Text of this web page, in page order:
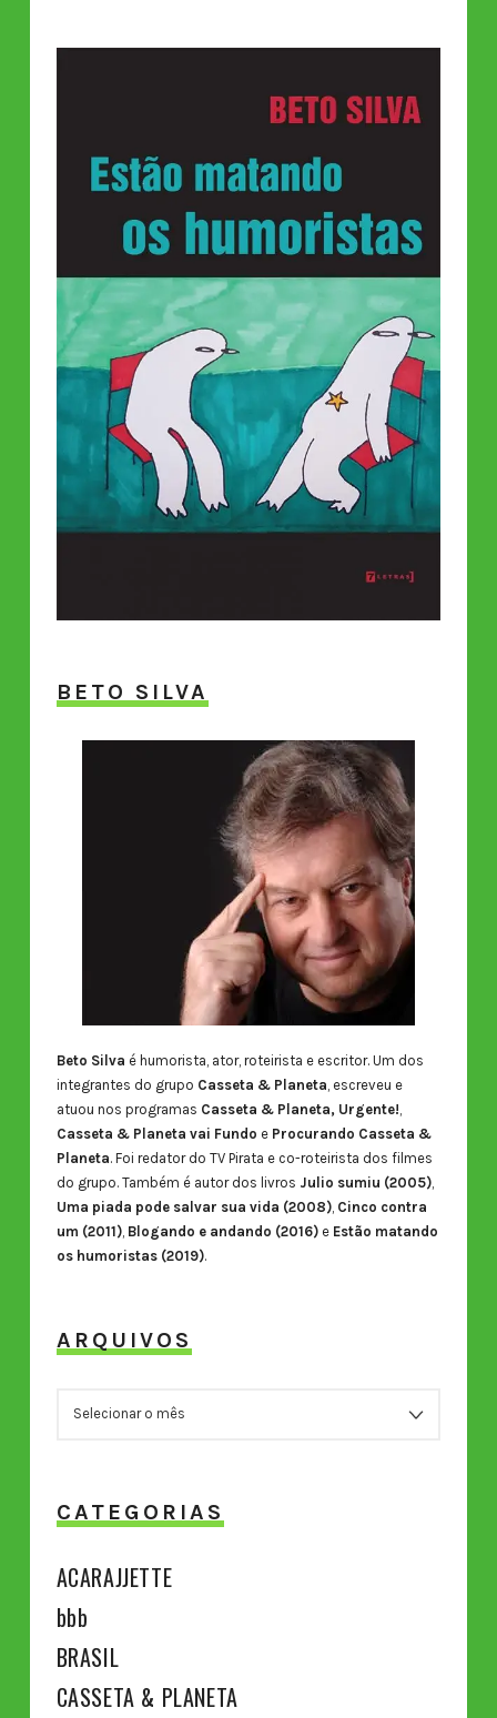
BETO SILVA
Beto Silva é humorista, ator, roteirista e escritor. Um dos
integrantes do grupo Casseta & Planeta , escreveu e
atuou nos programas Casseta & Planeta, Urgente!
Casseta & Planeta vai Fundo e Procurando Casseta &
Planeta. Foi redator do TV Pirata e co-roteirista dos filmes
do grupo. Também é autor dos livros Julio sumiu (2005),
Uma piada pode salvar sua vida (2008), Cinco contra
um (2011), Blogando e andando (2016)e Estão matando
os humoristas (2019).
ARQUIVOS
CATEGORIAS
ACARAJJETTE
bbb
BRASIL
CASSETA & PLANETA